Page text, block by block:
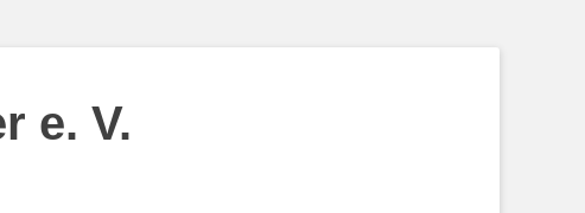
e. V.